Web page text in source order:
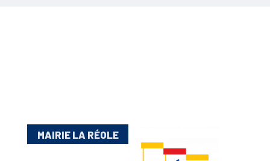
MAIRIE LA RÉOLE